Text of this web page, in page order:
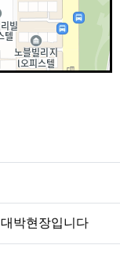
박현장입니다